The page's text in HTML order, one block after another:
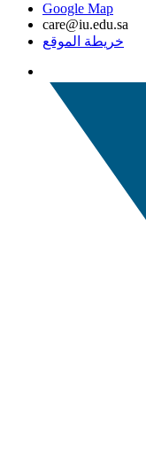
Google Map
care@iu.edu.sa
خريطة الموقع